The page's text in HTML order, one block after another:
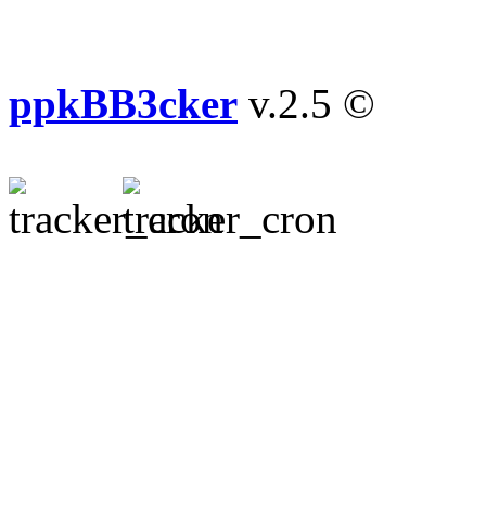
ppkBB3cker v.2.5 ©